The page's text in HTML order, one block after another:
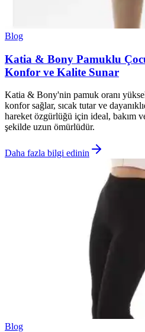
Blog
Katia & Bony Pamuklu
Konfor ve Kalite Sunar
Katia & Bony'nin pamuk oranı
konfor sağlar, sıcak tutar ve
hareket özgürlüğü için ideal, bakım
şekilde uzun ömürlüdür.
Daha fazla bilgi edinin
Blog